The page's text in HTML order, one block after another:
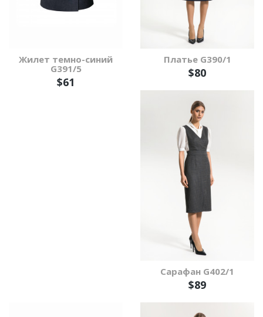
Жилет темно-синий
G391/5
$61
Платье G390/1
$80
Сарафан G402/1
$89